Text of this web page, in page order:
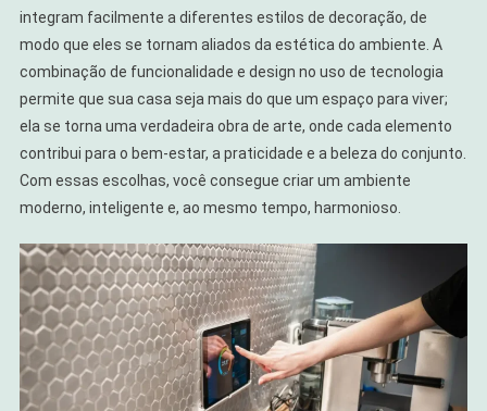
integram facilmente a diferentes estilos de decoração, de
modo que eles se tornam aliados da estética do ambiente. A
combinação de funcionalidade e design no uso de tecnologia
permite que sua casa seja mais do que um espaço para viver;
ela se torna uma verdadeira obra de arte, onde cada elemento
contribui para o bem-estar, a praticidade e a beleza do conjunto.
Com essas escolhas, você consegue criar um ambiente
moderno, inteligente e, ao mesmo tempo, harmonioso.